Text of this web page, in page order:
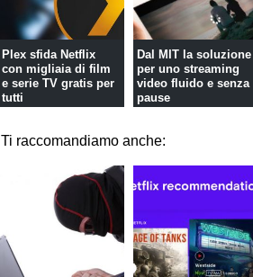
Plex sfida Netflix
con migliaia di film
e serie TV gratis per
tutti
Dal MIT la soluzione
per uno streaming
video fluido e senza
pause
Ti raccomandiamo anche: